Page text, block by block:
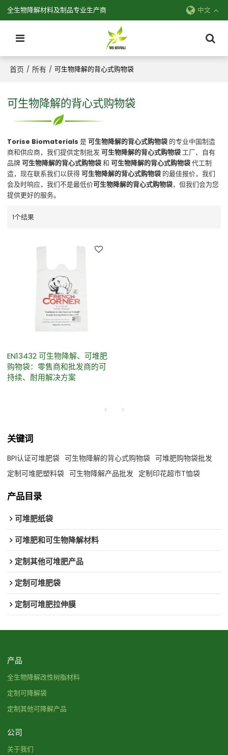
全生物降解材料及制品专业生产商 中文
首页 / 所有 / 可生物降解的背心式购物袋
可生物降解的背心式购物袋
Torise Biomaterials 是可生物降解的背心式购物袋 的专业中国制造
商和供应商，我们提供定制批发可生物降解的背心式购物袋工厂、自有
品牌可生物降解的背心式购物袋和可生物降解的背心式购物袋代工制
造，现在联系我们以获得可生物降解的背心式购物袋 的最佳报价，我们
会及时响应，我们不是最低价可生物降解的背心式购物袋，但我们会为您
提供更好的服务。
1个结果
EN13432 可生物降解、可堆肥
购物袋：零售商和批发商的可
持续、耐用解决方案
关键词
BPI认证可堆肥袋 可生物降解的背心式购物袋 可堆肥购物袋批发
定制可堆肥塑料袋 可生物降解产品批发 定制印花超市T恤袋
产品目录
可堆肥纸袋
可堆肥和可生物降解材料
定制其他可堆肥产品
定制可堆肥袋
定制可堆肥拉伸膜
产品
全生物降解改性树脂材料
定制可降解袋
定制其他可降解产品
公司
关于我们